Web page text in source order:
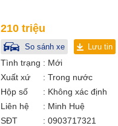
210 triệu
So sánh xe Lưu tin
Tình trạng
Mới
Xuất xứ
Trong nước
Hộp số
Không xác định
Liên hệ
Minh Huệ
SĐT
0903717321